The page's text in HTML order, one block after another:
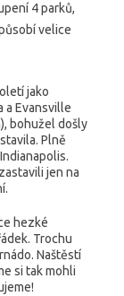
4 parků,
velice
jako
a Evansville
bohužel došly
Plně
jen na
hezké
Trochu
Naštěstí
si tak mohli